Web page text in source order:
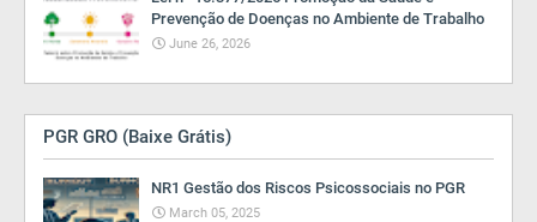
Prevenção de Doenças no Ambiente de Trabalho
June 26, 2026
PGR GRO (Baixe Grátis)
NR1 Gestão dos Riscos Psicossociais no PGR
March 05, 2025